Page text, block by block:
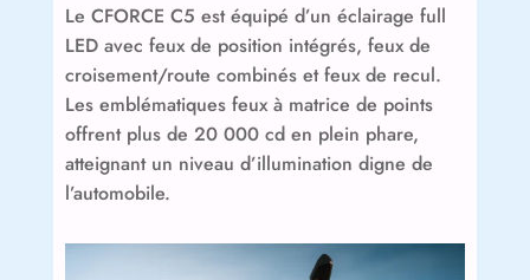
Le CFORCE C5 est équipé d’un éclairage full
LED avec feux de position intégrés, feux de
croisement/route combinés et feux de recul.
Les emblématiques feux à matrice de points
offrent plus de 20 000 cd en plein phare,
atteignant un niveau d’illumination digne de
l’automobile.